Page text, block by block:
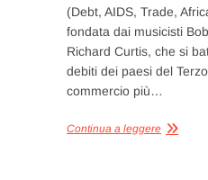
(Debt, AIDS, Trade,
fondata dai musicisti
Richard Curtis, che si
debiti dei paesi del
commercio più…
Continua a leggere